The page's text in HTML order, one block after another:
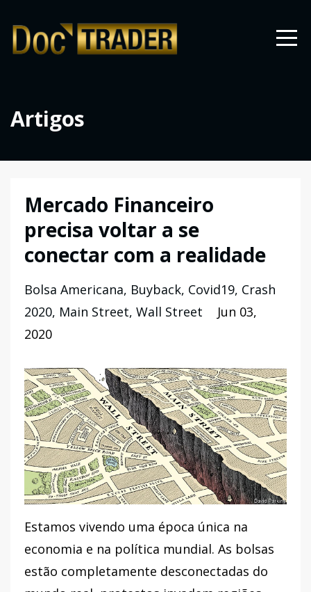
Artigos
Mercado Financeiro
precisa voltar a se
conectar com a realidade
Bolsa Americana Buyback Covid19 Crash
2020 Main Street Wall Street
Jun 03,
2020
Estamos vivendo uma época única na
economia e na política mundial. As bolsas
estão completamente desconectadas do